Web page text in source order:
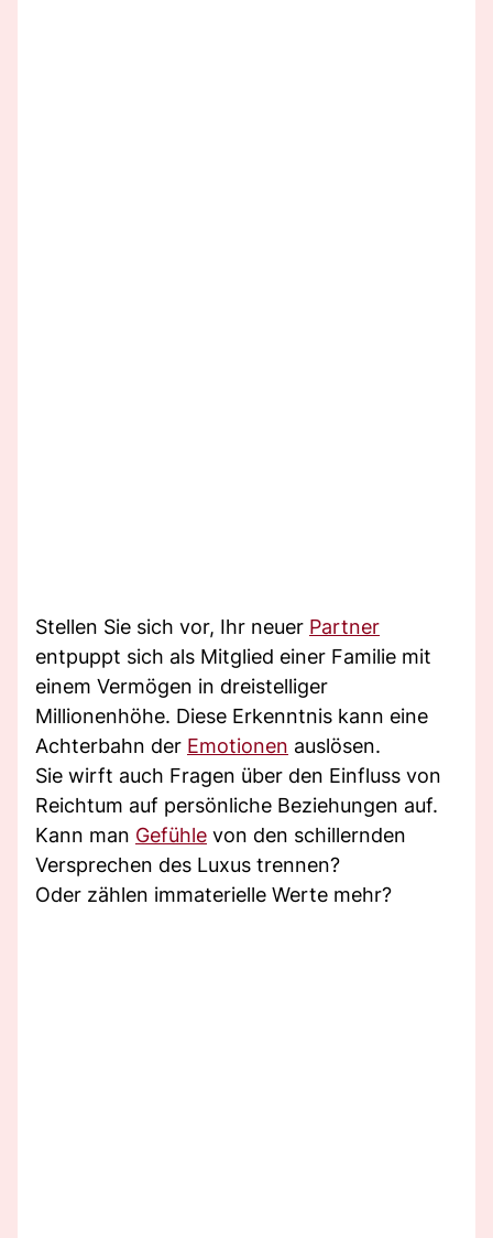
Stellen Sie sich vor, Ihr neuer Partner
entpuppt sich als Mitglied einer Familie mit
einem Vermögen in dreistelliger
Millionenhöhe. Diese Erkenntnis kann eine
Achterbahn der Emotionen auslösen.
Sie wirft auch Fragen über den Einfluss von
Reichtum auf persönliche Beziehungen auf.
Kann man Gefühle von den schillernden
Versprechen des Luxus trennen?
Oder zählen immaterielle Werte mehr?